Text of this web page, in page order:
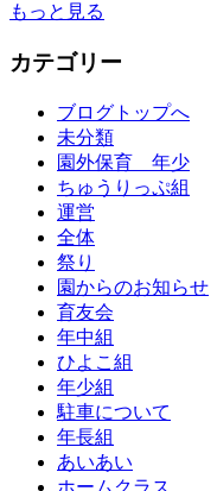
もっと見る
カテゴリー
ブログトップへ
未分類
園外保育 年少
ちゅうりっぷ組
運営
全体
祭り
園からのお知らせ
育友会
年中組
ひよこ組
年少組
駐車について
年長組
あいあい
ホームクラス